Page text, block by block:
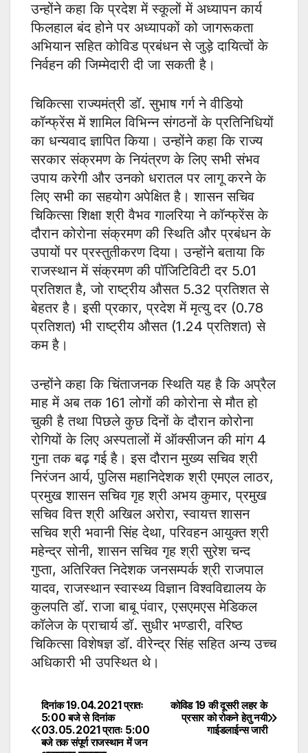
उन्होंने कहा कि प्रदेश में स्कूलों में अध्यापन कार्य
फिलहाल बंद होने पर अध्यापकों को जागरूकता
अभियान सहित कोविड प्रबंधन से जुड़े दायित्वों के
निर्वहन की जिम्मेदारी दी जा सकती है।
चिकित्सा राज्यमंत्री डॉ. सुभाष गर्ग ने वीडियो
कॉन्फ्रेंस में शामिल विभिन्न संगठनों के प्रतिनिधियों
का धन्यवाद ज्ञापित किया। उन्होंने कहा कि राज्य
सरकार संक्रमण के नियंत्रण के लिए सभी संभव
उपाय करेगी और उनको धरातल पर लागू करने के
लिए सभी का सहयोग अपेक्षित है। शासन सचिव
चिकित्सा शिक्षा श्री वैभव गालरिया ने कॉन्फ्रेंस के
दौरान कोरोना संक्रमण की स्थिति और प्रबंधन के
उपायों पर प्रस्तुतीकरण दिया। उन्होंने बताया कि
राजस्थान में संक्रमण की पॉजिटिविटी दर 5.01
प्रतिशत है, जो राष्ट्रीय औसत 5.32 प्रतिशत से
बेहतर है। इसी प्रकार, प्रदेश में मृत्यु दर (0.78
प्रतिशत) भी राष्ट्रीय औसत (1.24 प्रतिशत) से
कम है।
उन्होंने कहा कि चिंताजनक स्थिति यह है कि अप्रैल
माह में अब तक 161 लोगों की कोरोना से मौत हो
चुकी है तथा पिछले कुछ दिनों के दौरान कोरोना
रोगियों के लिए अस्पतालों में ऑक्सीजन की मांग 4
गुना तक बढ़ गई है। इस दौरान मुख्य सचिव श्री
निरंजन आर्य, पुलिस महानिदेशक श्री एमएल लाठर,
प्रमुख शासन सचिव गृह श्री अभय कुमार, प्रमुख
सचिव वित्त श्री अखिल अरोरा, स्वायत्त शासन
सचिव श्री भवानी सिंह देथा, परिवहन आयुक्त श्री
महेन्द्र सोनी, शासन सचिव गृह श्री सुरेश चन्द
गुप्ता, अतिरिक्त निदेशक जनसम्पर्क श्री राजपाल
यादव, राजस्थान स्वास्थ्य विज्ञान विश्वविद्यालय के
कुलपति डॉ. राजा बाबू पंवार, एसएमएस मेडिकल
कॉलेज के प्राचार्य डॉ. सुधीर भण्डारी, वरिष्ठ
चिकित्सा विशेषज्ञ डॉ. वीरेन्द्र सिंह सहित अन्य उच्च
अधिकारी भी उपस्थित थे।
Post
navigation
कोविड 19 की दूसरी लहर के
प्रसार को रोकने हेतु नयी
गाईडलाईन्स जारी
दिनांक 19.04.2021 प्रातः
5:00 बजे से दिनांक
03.05.2021 प्रातः 5:00
बजे तक संपूर्ण राजस्थान में जन